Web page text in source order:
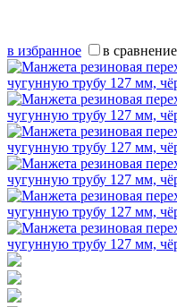
в избранное в сравнение